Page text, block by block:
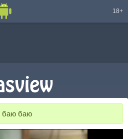
18+
баю баю